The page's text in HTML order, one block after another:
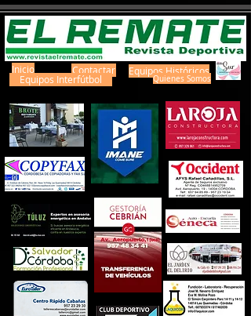
Inicio Contactar
Equipos Interfútbol
Equipos Históricos
Quienes Somos